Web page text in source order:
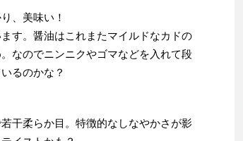
、美味い！
す。醤油はこれまたマイルドなカドの
なのでニンニクやゴマなどを入れて段
るのかな？
干柔らか目。特徴的なしなやかさが影